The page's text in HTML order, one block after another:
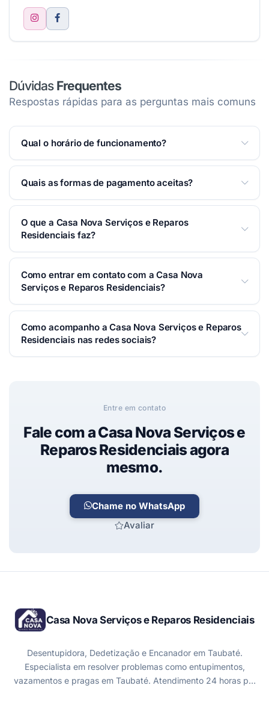
Dúvidas Frequentes
Respostas rápidas para as perguntas mais comuns
Qual o horário de funcionamento?
Atendemos Segunda a Domingo das 08:00 às 18:00.
Quais as formas de pagamento aceitas?
Aceitamos: Transferência, Pix.
O que a Casa Nova Serviços e Reparos
Residenciais faz?
Desentupidora, Dedetização e Encanador em
Taubaté. Especialista em resolver problemas como
Atendimento 24 horas por dia, todos os dias.
Desentupimento rápido, consertos de vazamentos e
dedetização eficaz.
Como entrar em contato com a Casa Nova
Serviços e Reparos Residenciais?
Você pode falar com a Casa Nova Serviços e
Reparos Residenciais por WhatsApp, telefone ou e-
Como acompanho a Casa Nova Serviços e Reparos
Residenciais nas redes sociais?
Entre em contato
Fale com a Casa Nova Serviços e
Reparos Residenciais agora
mesmo.
Chame no WhatsApp
Avaliar
Casa Nova Serviços e Reparos Residenciais
Desentupidora, Dedetização e Encanador em Taubaté.
Especialista em resolver problemas como entupimentos,
vazamentos e pragas em Taubaté. Atendimento 24 horas p…